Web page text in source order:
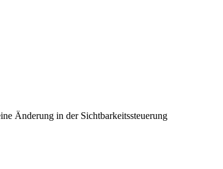
Änderung in der Sichtbarkeitssteuerung